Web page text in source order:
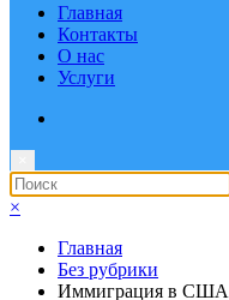
Главная
Контакты
О нас
Услуги
×
Главная
Без рубрики
Иммиграция в США: